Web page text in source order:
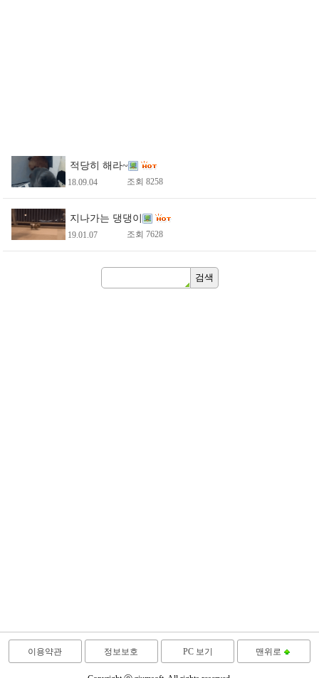
적당히 해라~
18.09.04 조회 8258
지나가는 댕댕이
19.01.07 조회 7628
이용약관 정보보호 PC 보기 맨위로